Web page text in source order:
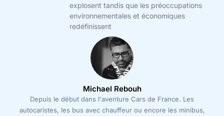
Michael Rebouh
Depuis le début dans l'aventure Cars de France. Les
autocaristes, les bus avec chauffeur ou encore les minibus,
explosent tandis que les préoccupations
environnementales et économiques
redéfinissent